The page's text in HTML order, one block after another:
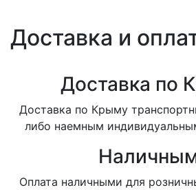
Доставка и
Доставка по
Доставка по Крыму
либо наемным
Оплата наличными для